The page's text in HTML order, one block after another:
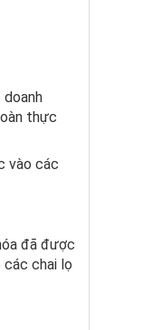
thực
vào các
đã được
chai lọ